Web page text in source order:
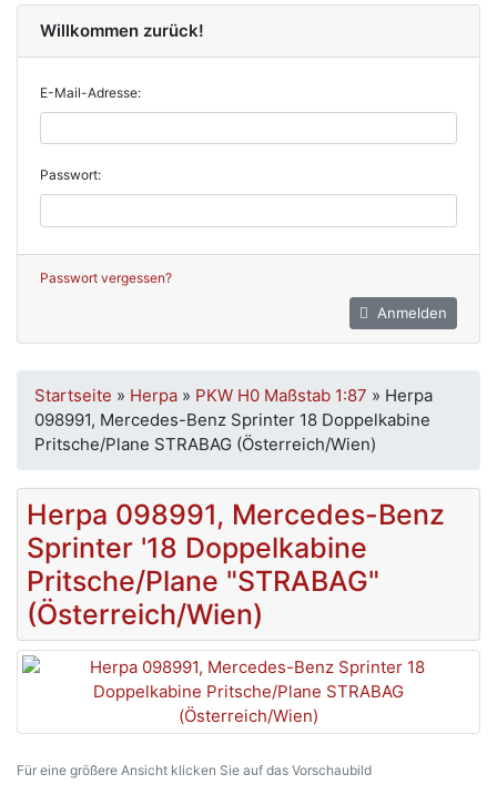
Willkommen zurück!
E-Mail-Adresse:
Passwort:
Passwort vergessen?
Anmelden
Startseite » Herpa » PKW H0 Maßstab 1:87 » Herpa
098991, Mercedes-Benz Sprinter 18 Doppelkabine
Pritsche/Plane STRABAG (Österreich/Wien)
Herpa 098991, Mercedes-Benz
Sprinter '18 Doppelkabine
Pritsche/Plane "STRABAG"
(Österreich/Wien)
Für eine größere Ansicht klicken Sie auf das Vorschaubild